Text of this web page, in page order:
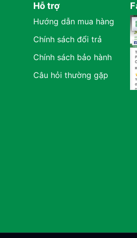
Hỗ trợ
Hướng dẫn mua hàng
Chính sách đổi trả
Chính sách bảo hành
Câu hỏi thường gặp